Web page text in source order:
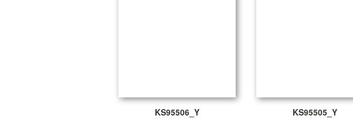
KS95506_Y KS95505_Y